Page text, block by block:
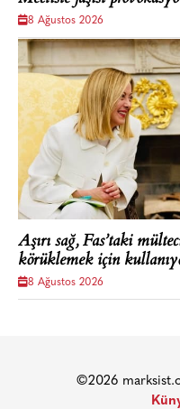
8 Ağustos 2026
Aşırı sağ, Fas’taki
körüklemek için
8 Ağustos 2026
©2026